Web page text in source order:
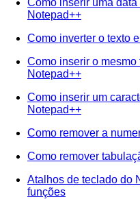
Notepad++
Como inverter o texto
Como inserir o
Notepad++
Como inserir um
Notepad++
Como remover a
Como remover
Atalhos de teclado do
funções